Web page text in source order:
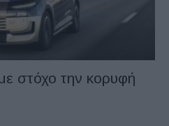
στόχο την κορυφή